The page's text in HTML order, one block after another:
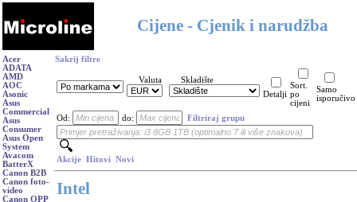
Cijene - Cjenik i narudžba
Acer
ADATA
AMD
AOC
Asonic
Asus
Commercial
Asus
Consumer
Asus Open
System
Avacom
BatterX
Canon B2B
Canon foto-
video
Canon OPP
Sakrij filtre
Valuta
Skladište
Detalji
Sort.
po
cijeni
Samo
isporučivo
Od: do: Filtriraj grupu
Akcije Hitovi Novi
Intel